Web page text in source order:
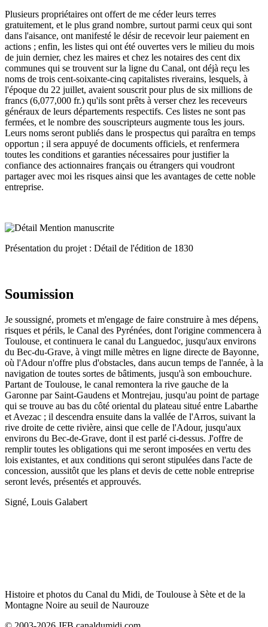
Plusieurs propriétaires ont offert de me céder leurs terres
gratuitement, et le plus grand nombre, surtout parmi ceux qui sont
dans l'aisance, ont manifesté le désir de recevoir leur paiement en
actions ; enfin, les listes qui ont été ouvertes vers le milieu du mois
de juin dernier, chez les maires et chez les notaires des cent dix
communes qui se trouvent sur la ligne du Canal, ont déjà reçu les
noms de trois cent-soixante-cinq capitalistes riverains, lesquels, à
l'époque du 22 juillet, avaient souscrit pour plus de six millions de
francs (6,077,000 fr.) qu'ils sont prêts à verser chez les receveurs
généraux de leurs départements respectifs. Ces listes ne sont pas
fermées, et le nombre des souscripteurs augmente tous les jours.
Leurs noms seront publiés dans le prospectus qui paraîtra en temps
opportun ; il sera appuyé de documents officiels, et renfermera
toutes les conditions et garanties nécessaires pour justifier la
confiance des actionnaires français ou étrangers qui voudront
partager avec moi les risques ainsi que les avantages de cette noble
entreprise.
Présentation du projet : Détail de l'édition de 1830
Soumission
Je soussigné, promets et m'engage de faire construire à mes dépens,
risques et périls, le Canal des Pyrénées, dont l'origine commencera à
Toulouse, et continuera le canal du Languedoc, jusqu'aux environs
du Bec-du-Grave, à vingt mille mètres en ligne directe de Bayonne,
où l'Adour n'offre plus d'obstacles, dans aucun temps de l'année, à la
navigation de toutes sortes de bâtiments, jusqu'à son embouchure.
Partant de Toulouse, le canal remontera la rive gauche de la
Garonne par Saint-Gaudens et Montrejau, jusqu'au point de partage
qui se trouve au bas du côté oriental du plateau situé entre Labarthe
et Avezac ; il descendra ensuite dans la vallée de l'Arros, suivant la
rive droite de cette rivière, ainsi que celle de l'Adour, jusqu'aux
environs du Bec-de-Grave, dont il est parlé ci-dessus. J'offre de
remplir toutes les obligations qui me seront imposées en vertu des
lois existantes, et aux conditions qui seront stipulées dans l'acte de
concession, aussitôt que les plans et devis de cette noble entreprise
seront levés, présentés et approuvés.
Signé, Louis Galabert
Histoire et photos du Canal du Midi, de Toulouse à Sète et de la
Montagne Noire au seuil de Naurouze